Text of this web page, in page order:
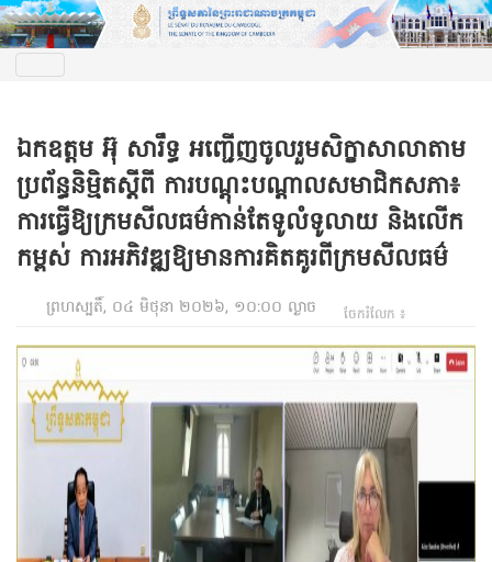
ឯកឧត្តម អ៊ុ សារឹទ្ធ អញ្ជើញចូលរួមសិក្ខាសាលាតាម
ប្រព័ន្ធនិម្មិតស្តីពី ការបណ្តុះបណ្តាលសមាជិកសភា៖
ការធ្វើឱ្យក្រមសីលធម៌កាន់តែទូលំទូលាយ និងលើក
កម្ពស់ ការអភិវឌ្ឍឱ្យមានការគិតគូរពីក្រមសីលធម៌
ព្រហស្បតិ៍, ០៤ មិថុនា ២០២៦, ១០:០០ ល្ងាច ចែករំលែក ៖